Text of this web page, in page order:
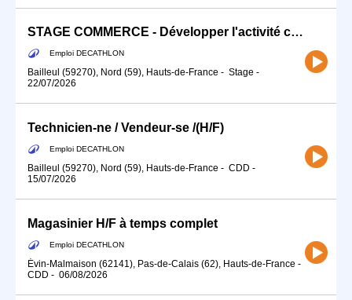
STAGE COMMERCE - Développer l'activité commerciale de ton sport (H/F)
Emploi DECATHLON
Bailleul (59270), Nord (59), Hauts-de-France - Stage -
22/07/2026
Technicien-ne / Vendeur-se /(H/F)
Emploi DECATHLON
Bailleul (59270), Nord (59), Hauts-de-France - CDD -
15/07/2026
Magasinier H/F à temps complet
Emploi DECATHLON
Évin-Malmaison (62141), Pas-de-Calais (62), Hauts-de-France -
CDD - 06/08/2026